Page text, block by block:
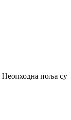
Неопходна поља су